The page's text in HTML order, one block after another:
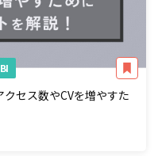
セス数やCVを増やすた